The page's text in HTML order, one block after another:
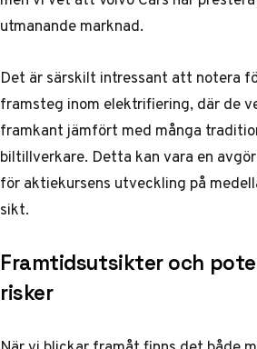
utmanande marknad.
Det är särskilt intressant att notera
framsteg inom elektrifiering, där de
framkant jämfört med många
biltillverkare. Detta kan vara en
för aktiekursens utveckling på
sikt.
Framtidsutsikter och
risker